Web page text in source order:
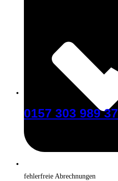
0157 303 989 37
fehlerfreie Abrechnungen